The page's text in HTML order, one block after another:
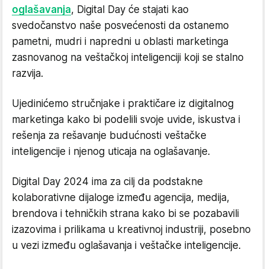
oglašavanja, Digital Day će stajati kao
svedočanstvo naše posvećenosti da ostanemo
pametni, mudri i napredni u oblasti marketinga
zasnovanog na veštačkoj inteligenciji koji se stalno
razvija.
Ujedinićemo stručnjake i praktičare iz digitalnog
marketinga kako bi podelili svoje uvide, iskustva i
rešenja za rešavanje budućnosti veštačke
inteligencije i njenog uticaja na oglašavanje.
Digital Day 2024 ima za cilj da podstakne
kolaborativne dijaloge između agencija, medija,
brendova i tehničkih strana kako bi se pozabavili
izazovima i prilikama u kreativnoj industriji, posebno
u vezi između oglašavanja i veštačke inteligencije.